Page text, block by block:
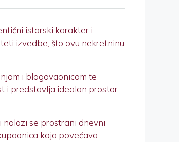
istarski karakter i
izvedbe, što ovu nekretninu
i blagovaonicom te
i predstavlja idealan prostor
se prostrani dnevni
koja povećava